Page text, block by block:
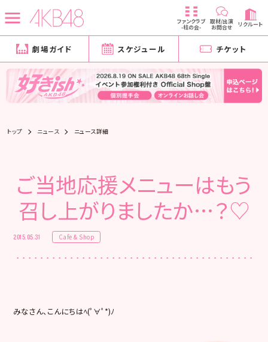
ファンクラブ
-柱の会-
取材/出演
お問合せ リクルート
劇場ガイド スケジュール チケット
トップ ニュース ニュース詳細
ご当地応援メニューはもう
召し上がりましたか…？♡
2015.05.31 Cafe & Shop
みなさん、こんにちはﾍ(ﾟ∀ﾟ*)ﾉ